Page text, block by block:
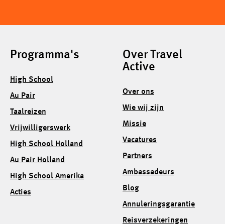
Programma's
High School
Au Pair
Taalreizen
Vrijwilligerswerk
High School Holland
Au Pair Holland
High School Amerika
Acties
Over Travel
Active
Over ons
Wie wij zijn
Missie
Vacatures
Partners
Ambassadeurs
Blog
Annuleringsgarantie
Reisverzekeringen